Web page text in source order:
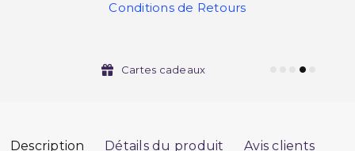
Conditions de Retours
Cartes cadeaux
Description Détails du produit Avis clients